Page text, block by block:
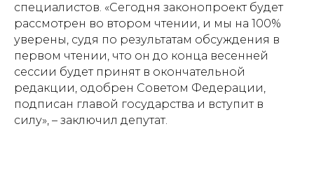
специалистов. «Сегодня законопроект будет
рассмотрен во втором чтении, и мы на 100%
уверены, судя по результатам обсуждения в
первом чтении, что он до конца весенней
сессии будет принят в окончательной
редакции, одобрен Советом Федерации,
подписан главой государства и вступит в
силу», – заключил депутат.